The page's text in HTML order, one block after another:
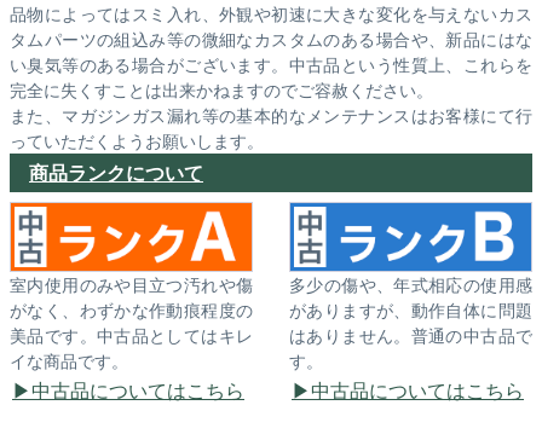
品物によってはスミ入れ、外観や初速に大きな変化を与えないカス
タムパーツの組込み等の微細なカスタムのある場合や、新品にはな
い臭気等のある場合がございます。中古品という性質上、これらを
完全に失くすことは出来かねますのでご容赦ください。
また、マガジンガス漏れ等の基本的なメンテナンスはお客様にて行
っていただくようお願いします。
商品ランクについて
室内使用のみや目立つ汚れや傷
がなく、わずかな作動痕程度の
美品です。中古品としてはキレ
イな商品です。
中古品についてはこちら
多少の傷や、年式相応の使用感
がありますが、動作自体に問題
はありません。普通の中古品で
す。
中古品についてはこちら